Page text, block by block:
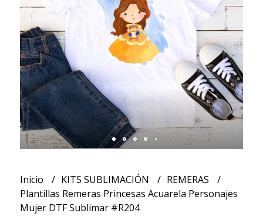
Inicio KITS SUBLIMACIÓN
REMERAS
Plantillas Remeras Princesas Acuarela Personajes
Mujer DTF Sublimar #R204